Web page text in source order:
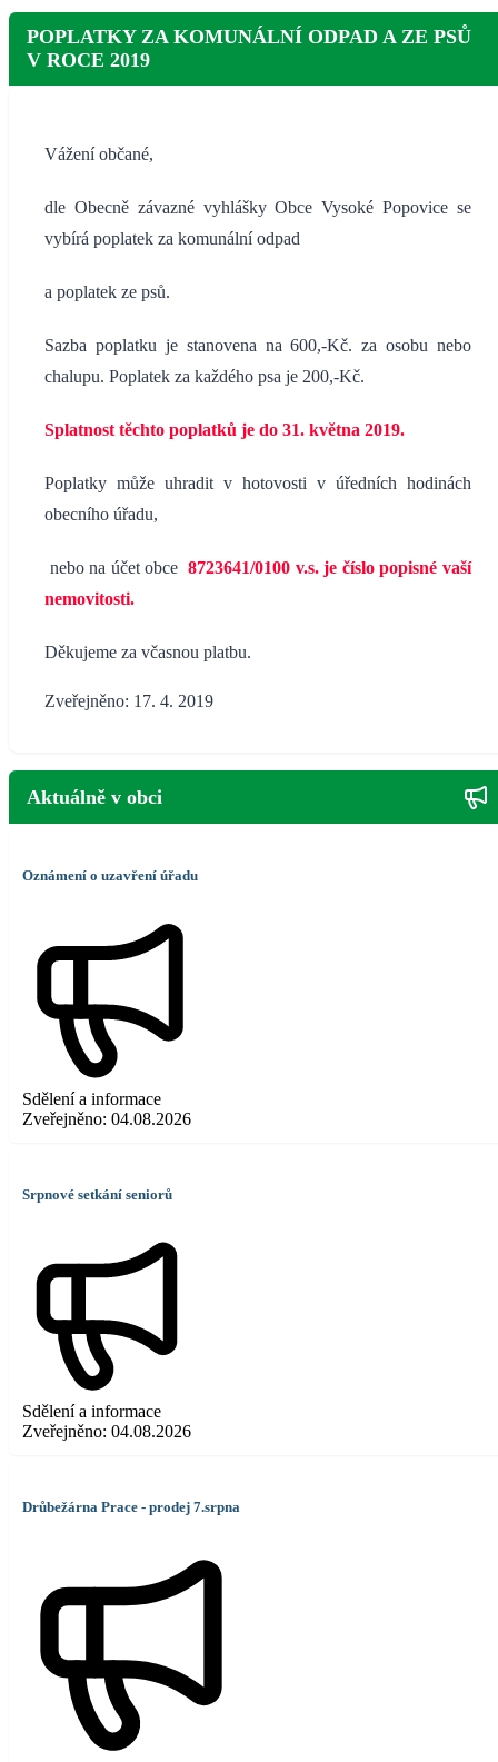
POPLATKY ZA KOMUNÁLNÍ ODPAD A ZE PSŮ
V ROCE 2019
Vážení občané,
dle Obecně závazné vyhlášky Obce Vysoké Popovice se
vybírá poplatek za komunální odpad
a poplatek ze psů.
Sazba poplatku je stanovena na 600,-Kč. za osobu nebo
chalupu. Poplatek za každého psa je 200,-Kč.
Splatnost těchto poplatků je do 31. května 2019.
Poplatky může uhradit v hotovosti v úředních hodinách
obecního úřadu,
nebo na účet obce 8723641/0100 v.s. je číslo popisné vaší
nemovitosti.
Děkujeme za včasnou platbu.
Zveřejněno: 17. 4. 2019
Aktuálně v obci
Oznámení o uzavření úřadu
Sdělení a informace
Zveřejněno: 04.08.2026
Srpnové setkání seniorů
Sdělení a informace
Zveřejněno: 04.08.2026
Drůbežárna Prace - prodej 7.srpna